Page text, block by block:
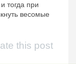
тогда при
весомые
this post